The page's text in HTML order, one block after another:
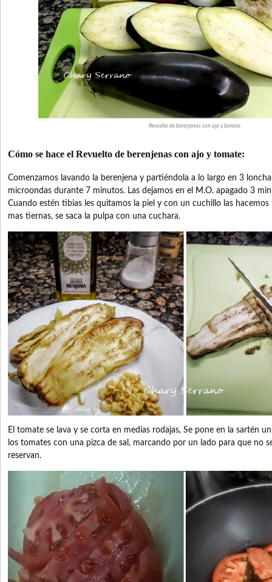
Revuelto de berenjenas con ajo y tomate
Cómo se hace el Revuelto de berenjenas con ajo y tomate:
Comenzamos lavando la berenjena y partiéndola a lo largo en 3
microondas durante 7 minutos. Las dejamos en el M.O. apagado 3
Cuando estén tibias les quitamos la piel y con un cuchillo las
mas tiernas, se saca la pulpa con una cuchara.
El tomate se lava y se corta en medias rodajas, Se pone en la sartén
los tomates con una pizca de sal, marcando por un lado para que no
reservan.